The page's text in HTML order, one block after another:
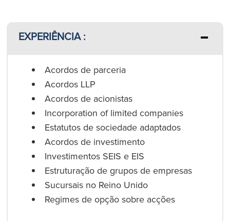
EXPERIÊNCIA :
Acordos de parceria
Acordos LLP
Acordos de acionistas
Incorporation of limited companies
Estatutos de sociedade adaptados
Acordos de investimento
Investimentos SEIS e EIS
Estruturação de grupos de empresas
Sucursais no Reino Unido
Regimes de opção sobre acções